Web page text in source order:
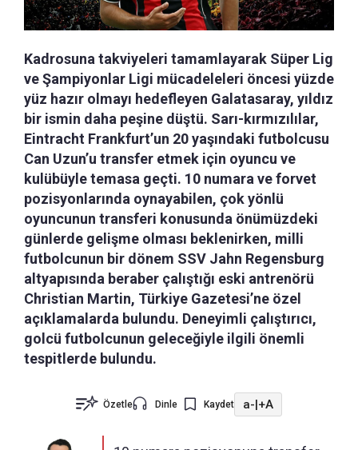
Kadrosuna takviyeleri tamamlayarak Süper Lig
ve Şampiyonlar Ligi mücadeleleri öncesi yüzde
yüz hazır olmayı hedefleyen Galatasaray, yıldız
bir ismin daha peşine düştü. Sarı-kırmızılılar,
Eintracht Frankfurt’un 20 yaşındaki futbolcusu
Can Uzun’u transfer etmek için oyuncu ve
kulübüyle temasa geçti. 10 numara ve forvet
pozisyonlarında oynayabilen, çok yönlü
oyuncunun transferi konusunda önümüzdeki
günlerde gelişme olması beklenirken, milli
futbolcunun bir dönem SSV Jahn Regensburg
altyapısında beraber çalıştığı eski antrenörü
Christian Martin, Türkiye Gazetesi’ne özel
açıklamalarda bulundu. Deneyimli çalıştırıcı,
golcü futbolcunun geleceğiyle ilgili önemli
tespitlerde bulundu.
Özetle Dinle Kaydet a-|+A